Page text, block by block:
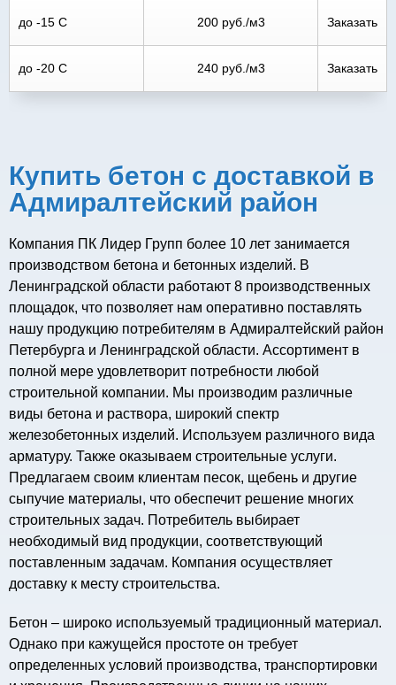
до -15 С 200 руб./м3 Заказать
до -20 С 240 руб./м3 Заказать
Купить бетон с доставкой в
Адмиралтейский район
Компания ПК Лидер Групп более 10 лет занимается
производством бетона и бетонных изделий. В
Ленинградской области работают 8 производственных
площадок, что позволяет нам оперативно поставлять
нашу продукцию потребителям в Адмиралтейский район
Петербурга и Ленинградской области. Ассортимент в
полной мере удовлетворит потребности любой
строительной компании. Мы производим различные
виды бетона и раствора, широкий спектр
железобетонных изделий. Используем различного вида
арматуру. Также оказываем строительные услуги.
Предлагаем своим клиентам песок, щебень и другие
сыпучие материалы, что обеспечит решение многих
строительных задач. Потребитель выбирает
необходимый вид продукции, соответствующий
поставленным задачам. Компания осуществляет
доставку к месту строительства.
Бетон – широко используемый традиционный материал.
Однако при кажущейся простоте он требует
определенных условий производства, транспортировки